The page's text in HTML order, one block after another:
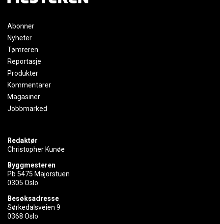
Abonner
Nyheter
Tømreren
Reportasje
Produkter
Kommentarer
Magasiner
Jobbmarked
Redaktør
Christopher Kunøe
Byggmesteren
Pb 5475 Majorstuen
0305 Oslo
Besøksadresse
Sørkedalsveien 9
0368 Oslo